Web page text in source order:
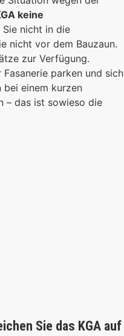
an, zusammen
Foto: KGA CC BY NC
keine
nicht in die
nicht vor dem Bauzaun.
zur Verfügung.
parken und sich
bei einem kurzen
– das ist sowieso die
Sie das KGA auf